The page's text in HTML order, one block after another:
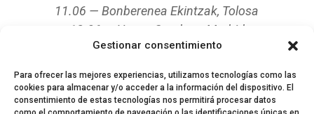
Gestionar consentimiento
Para ofrecer las mejores experiencias, utilizamos tecnologías como las
cookies para almacenar y/o acceder a la información del dispositivo. El
consentimiento de estas tecnologías nos permitirá procesar datos
11.06 — Bonberenea Ekintzak, Tolosa
12.06 — Happy Sundays, Madrid
06.08 — CanelaParty, Málaga